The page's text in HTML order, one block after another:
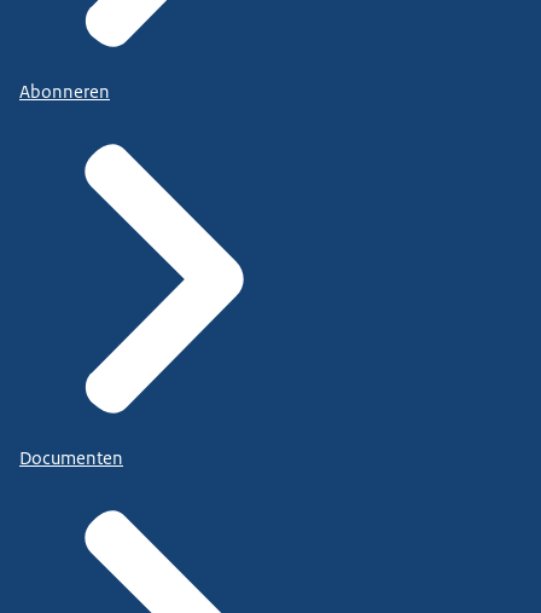
Abonneren
Documenten